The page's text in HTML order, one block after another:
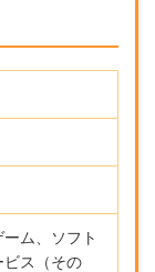
ム、ソフト
ビス（その